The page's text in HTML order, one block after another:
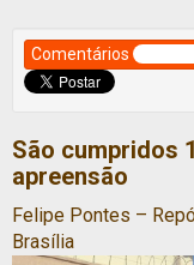
Comentários
São cumpridos
apreensão
Felipe Pontes –
Brasília